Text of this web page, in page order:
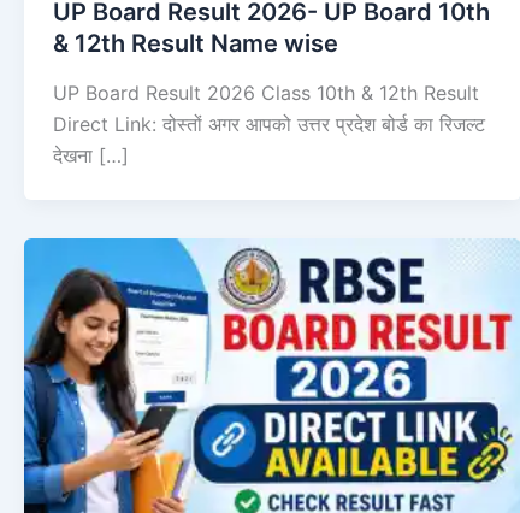
UP Board Result 2026- UP Board 10th
& 12th Result Name wise
UP Board Result 2026 Class 10th & 12th Result
Direct Link: दोस्तों अगर आपको उत्तर प्रदेश बोर्ड का रिजल्ट
देखना […]